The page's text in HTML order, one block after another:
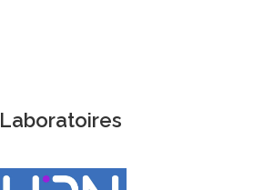
Laboratoires